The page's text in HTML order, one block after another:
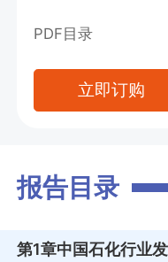
PDF目录
立即订购
报告目录
第1章中国石化行业